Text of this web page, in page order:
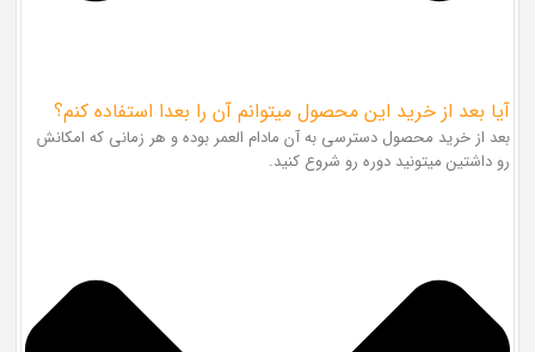
آیا بعد از خرید این محصول میتوانم آن را بعدا استفاده کنم؟
بعد از خرید محصول دسترسی به آن مادام العمر بوده و هر زمانی که امکانش
رو داشتین میتونید دوره رو شروع کنید.